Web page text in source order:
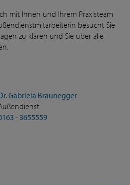
mit Ihnen und Ihrem Praxisteam
besucht Sie
zu klären und Sie über alle
Gabriela Braunegger
- 3655559